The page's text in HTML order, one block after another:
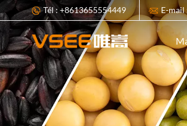
Tél : +8613655554449 E-mail